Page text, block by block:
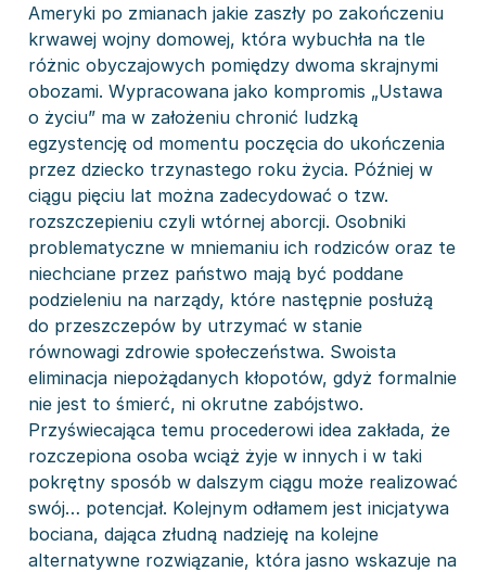
Ameryki po zmianach jakie zaszły po zakończeniu
krwawej wojny domowej, która wybuchła na tle
różnic obyczajowych pomiędzy dwoma skrajnymi
obozami. Wypracowana jako kompromis „Ustawa
o życiu” ma w założeniu chronić ludzką
egzystencję od momentu poczęcia do ukończenia
przez dziecko trzynastego roku życia. Później w
ciągu pięciu lat można zadecydować o tzw.
rozszczepieniu czyli wtórnej aborcji. Osobniki
problematyczne w mniemaniu ich rodziców oraz te
niechciane przez państwo mają być poddane
podzieleniu na narządy, które następnie posłużą
do przeszczepów by utrzymać w stanie
równowagi zdrowie społeczeństwa. Swoista
eliminacja niepożądanych kłopotów, gdyż formalnie
nie jest to śmierć, ni okrutne zabójstwo.
Przyświecająca temu procederowi idea zakłada, że
rozczepiona osoba wciąż żyje w innych i w taki
pokrętny sposób w dalszym ciągu może realizować
swój… potencjał. Kolejnym odłamem jest inicjatywa
bociana, dająca złudną nadzieję na kolejne
alternatywne rozwiązanie, która jasno wskazuje na